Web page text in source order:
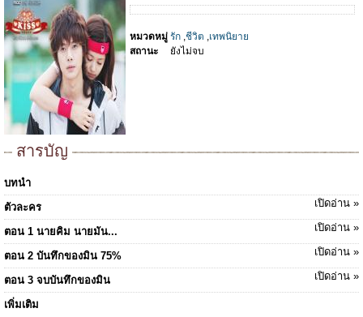
หมวดหมู่ รัก ,ชีวิต ,เทพนิยาย
สถานะ
ยังไม่จบ
สารบัญ
บทนำ
ตัวละคร
เปิดอ่าน »
ตอน 1 นายคิม นายมัน... เปิดอ่าน »
ตอน 2 บันทึกของมิน 75% เปิดอ่าน »
ตอน 3 จบบันทึกของมิน เปิดอ่าน »
เพิ่มเติม